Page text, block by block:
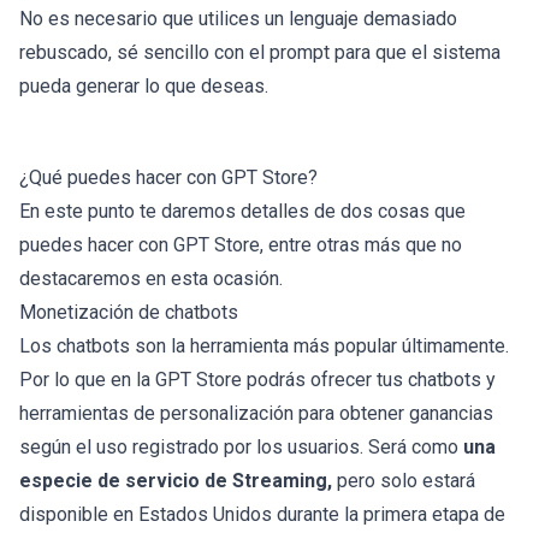
No es necesario que utilices un lenguaje demasiado
rebuscado, sé sencillo con el prompt para que el sistema
pueda generar lo que deseas.
¿Qué puedes hacer con GPT Store?
En este punto te daremos detalles de dos cosas que
puedes hacer con GPT Store, entre otras más que no
destacaremos en esta ocasión.
Monetización de chatbots
Los chatbots son la herramienta más popular últimamente.
Por lo que en la GPT Store podrás ofrecer tus chatbots y
herramientas de personalización para obtener ganancias
según el uso registrado por los usuarios. Será como una
especie de servicio de Streaming, pero solo estará
disponible en Estados Unidos durante la primera etapa de